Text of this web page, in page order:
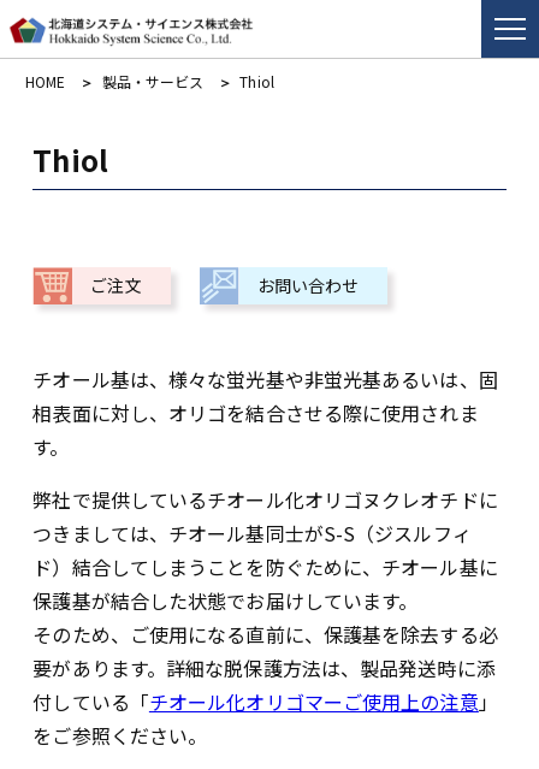
HOME 製品・サービス Thiol
Thiol
ご注文 お問い合わせ
チオール基は、様々な蛍光基や非蛍光基あるいは、固
相表面に対し、オリゴを結合させる際に使用されま
す。
弊社で提供しているチオール化オリゴヌクレオチドに
つきましては、チオール基同士がS-S（ジスルフィ
ド）結合してしまうことを防ぐために、チオール基に
保護基が結合した状態でお届けしています。
そのため、ご使用になる直前に、保護基を除去する必
要があります。詳細な脱保護方法は、製品発送時に添
付している「チオール化オリゴマーご使用上の注意」
をご参照ください。